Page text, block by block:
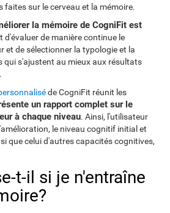
faites sur le cerveau et la mémoire.
la mémoire de CogniFit est
d'évaluer de manière continue le
et de sélectionner la typologie et la
qui s'ajustent au mieux aux résultats
de CogniFit réunit les
un rapport complet sur le
à chaque niveau. Ainsi, l'utilisateur
le niveau cognitif initial et
que celui d'autres capacités cognitives,
t-il si je n'entraîne